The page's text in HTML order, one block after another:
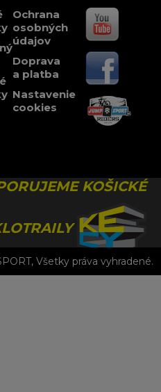
Ochrana
osobných
údajov
Doprava
a platba
Nastavenie
cookies
KOŠICKÉ
Všetky práva vyhradené.